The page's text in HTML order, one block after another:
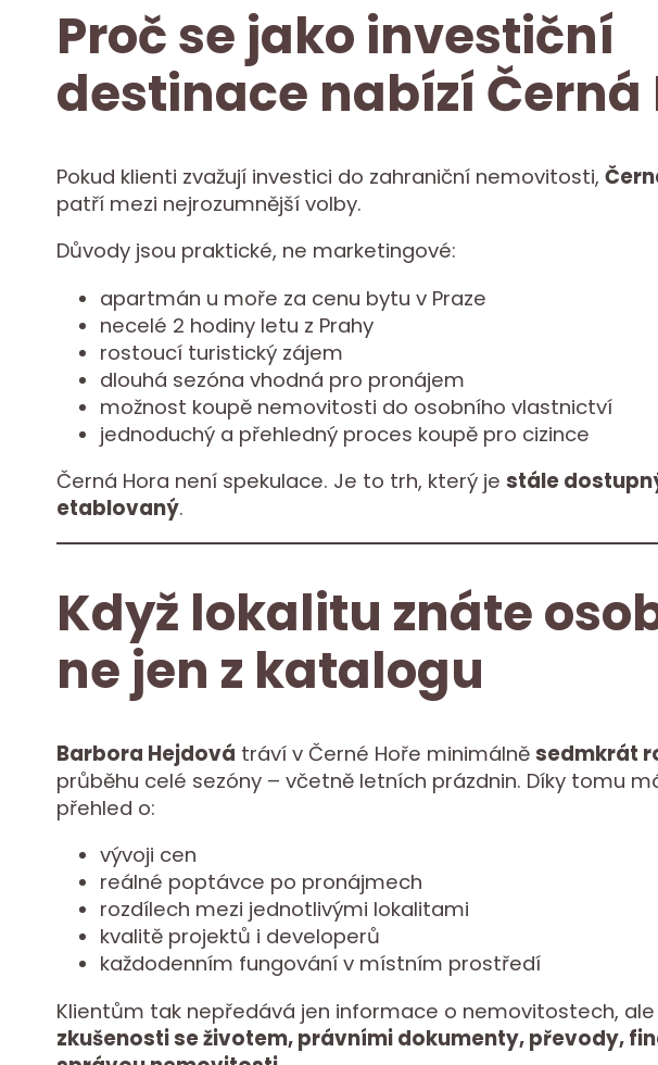
Proč se jako investiční
destinace nabízí Černá
Pokud klienti zvažují investici do zahraniční nemovitosti,
patří mezi nejrozumnější volby.
Důvody jsou praktické, ne marketingové:
apartmán u moře za cenu bytu v Praze
necelé 2 hodiny letu z Prahy
rostoucí turistický zájem
dlouhá sezóna vhodná pro pronájem
možnost koupě nemovitosti do osobního vlastnictví
jednoduchý a přehledný proces koupě pro cizince
Černá Hora není spekulace. Je to trh, který je stále
etablovaný.
Když lokalitu znáte
ne jen z katalogu
Barbora Hejdová tráví v Černé Hoře minimálně sedmkrát
průběhu celé sezóny – včetně letních prázdnin. Díky tomu
přehled o:
vývoji cen
reálné poptávce po pronájmech
rozdílech mezi jednotlivými lokalitami
kvalitě projektů i developerů
každodenním fungování v místním prostředí
Klientům tak nepředává jen informace o nemovitostech, ale
zkušenosti se životem, právními dokumenty, převody,